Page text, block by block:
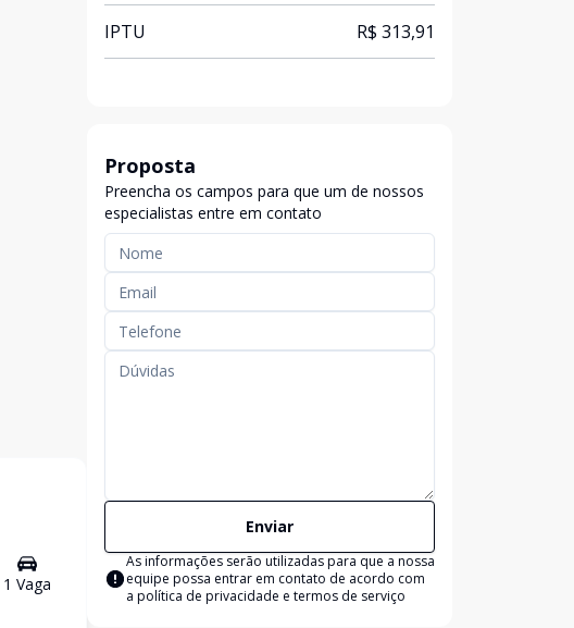
1 Vaga
IPTU R$ 313,91
Proposta
Preencha os campos para que um de nossos
especialistas entre em contato
Enviar
As informações serão utilizadas para que a nossa
equipe possa entrar em contato de acordo com
a política de privacidade e termos de serviço